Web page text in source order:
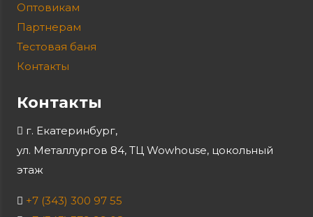
Оптовикам
Партнерам
Тестовая баня
Контакты
Контакты
г. Екатеринбург,
ул. Металлургов 84, ТЦ Wowhouse, цокольный
этаж
+7 (343) 300 97 55